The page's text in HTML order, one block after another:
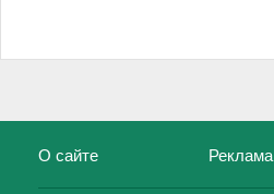
О сайте Реклама